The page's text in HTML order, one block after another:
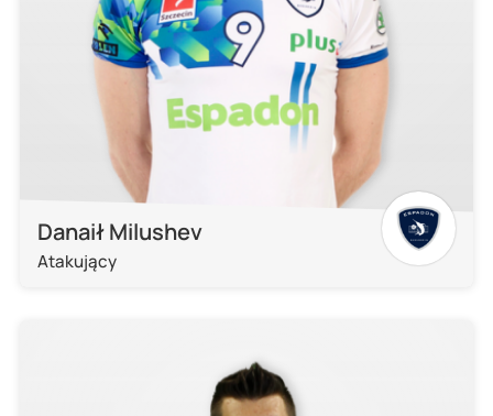
Danaił Milushev
Atakujący